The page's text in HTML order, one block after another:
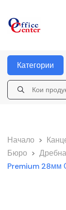
Категории
Начало >
Бюро >
Premium 28мм